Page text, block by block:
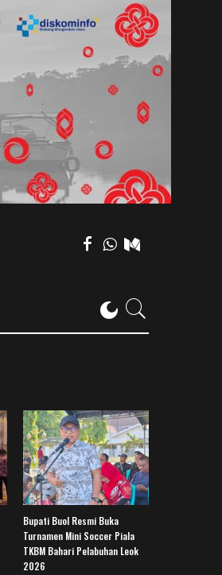
Bupati Buol Resmi Buka
Turnamen Mini Soccer Piala
TKBM Bahari Pelabuhan Leok
2026